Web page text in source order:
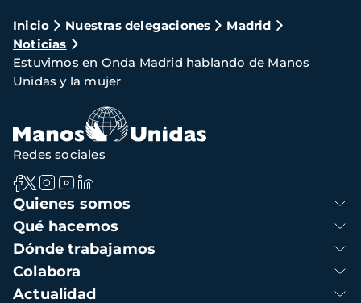
Ruta
de
navegación
Inicio Nuestras delegaciones
Madrid
Noticias
Estuvimos en Onda Madrid hablando de Manos
Unidas y la mujer
Navegación
principal
Quienes somos
Qué hacemos
Dónde trabajamos
Colabora
Actualidad
Redes sociales